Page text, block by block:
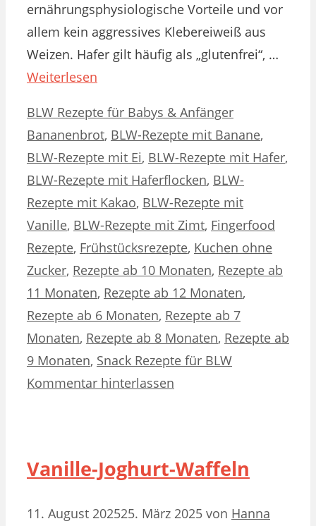
ernährungsphysiologische Vorteile und vor
allem kein aggressives Klebereiweiß aus
Weizen. Hafer gilt häufig als „glutenfrei“, …
Weiterlesen
Kategorien
BLW Rezepte für Babys & AnfängerSchlagwörter
Bananenbrot, BLW-Rezepte mit Banane,
BLW-Rezepte mit Ei, BLW-Rezepte mit Hafer,
BLW-Rezepte mit Haferflocken, BLW-
Rezepte mit Kakao, BLW-Rezepte mit
Vanille, BLW-Rezepte mit Zimt, Fingerfood
Rezepte, Frühstücksrezepte, Kuchen ohne
Zucker, Rezepte ab 10 Monaten, Rezepte ab
11 Monaten, Rezepte ab 12 Monaten,
Rezepte ab 6 Monaten, Rezepte ab 7
Monaten, Rezepte ab 8 Monaten, Rezepte ab
9 Monaten, Snack Rezepte für BLW
Kommentar hinterlassen
Vanille-Joghurt-Waffeln
11. August 202525. März 2025 von Hanna